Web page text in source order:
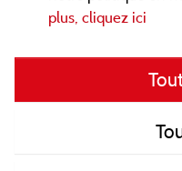
avant de contacter le
Faites vous votre propre
famille, avec vos animaux
tente, en camping car,
plus, cliquez ici